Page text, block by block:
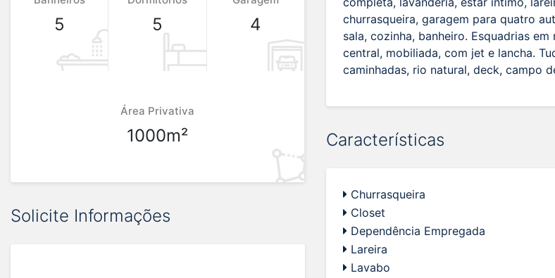
5 5 4
Área Privativa
1000m²
Solicite Informações
churrasqueira, garagem para quatro
sala, cozinha, banheiro. Esquadrias
central, mobiliada, com jet e lancha.
caminhadas, rio natural, deck, campo
Características
Churrasqueira
Closet
Dependência Empregada
Lareira
Lavabo